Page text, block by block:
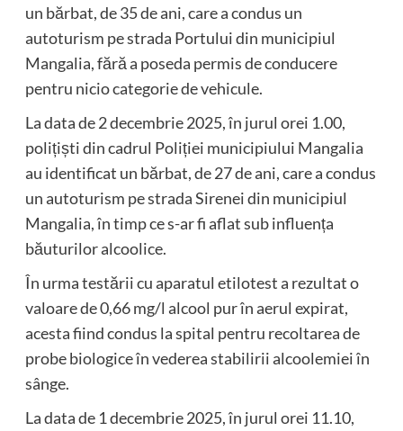
un bărbat, de 35 de ani, care a condus un
autoturism pe strada Portului din municipiul
Mangalia, fără a poseda permis de conducere
pentru nicio categorie de vehicule.
La data de 2 decembrie 2025, în jurul orei 1.00,
polițiști din cadrul Poliției municipiului Mangalia
au identificat un bărbat, de 27 de ani, care a condus
un autoturism pe strada Sirenei din municipiul
Mangalia, în timp ce s-ar fi aflat sub influența
băuturilor alcoolice.
În urma testării cu aparatul etilotest a rezultat o
valoare de 0,66 mg/l alcool pur în aerul expirat,
acesta fiind condus la spital pentru recoltarea de
probe biologice în vederea stabilirii alcoolemiei în
sânge.
La data de 1 decembrie 2025, în jurul orei 11.10,